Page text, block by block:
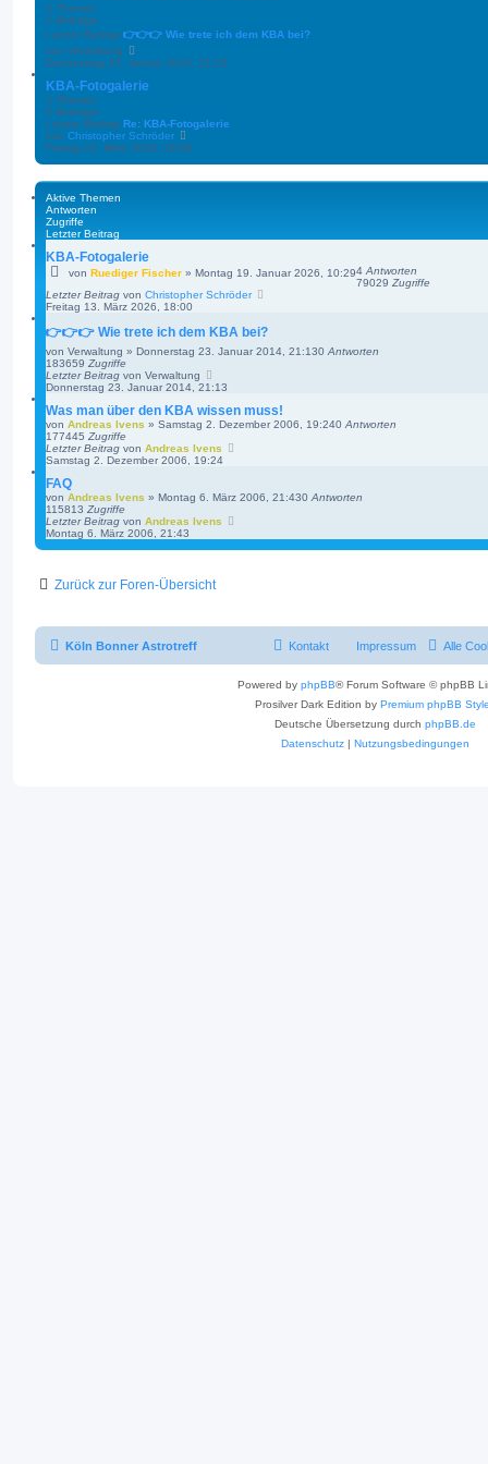
B
t
3 Themen
2 Beiträge
Letzter Beitrag 👉👉👉 Wie trete ich dem KBA bei?
von Verwaltung
e
e
e
r
B
t
Donnerstag 23. Januar 2014, 21:13
KBA-Fotogalerie
1 Themen
5 Beiträge
Letzter Beitrag Re: KBA-Fotogalerie
von Christopher Schröder
e
s
e
r
g
Freitag 13. März 2026, 18:00
Aktive Themen
Antworten
Zugriffe
Letzter Beitrag
KBA-Fotogalerie
von Ruediger Fischer » Montag 19. Januar 2026, 10:294 Antworten
79029 Zugriffe
Letzter Beitrag von Christopher Schröder
Freitag 13. März 2026, 18:00
👉👉👉 Wie trete ich dem KBA bei?
von Verwaltung » Donnerstag 23. Januar 2014, 21:130 Antworten
183659 Zugriffe
Letzter Beitrag von Verwaltung
Donnerstag 23. Januar 2014, 21:13
Was man über den KBA wissen muss!
von Andreas Ivens » Samstag 2. Dezember 2006, 19:240 Antworten
177445 Zugriffe
Letzter Beitrag von Andreas Ivens
Samstag 2. Dezember 2006, 19:24
FAQ
von Andreas Ivens » Montag 6. März 2006, 21:430 Antworten
115813 Zugriffe
Letzter Beitrag von Andreas Ivens
Montag 6. März 2006, 21:43
Zurück zur Foren-Übersicht
Köln Bonner Astrotreff Alle
Impressum
Kontakt
Powered by phpBB® Forum Software © phpBB
Prosilver Dark Edition by Premium phpBB
Deutsche Übersetzung durch phpBB.de
Datenschutz | Nutzungsbedingungen